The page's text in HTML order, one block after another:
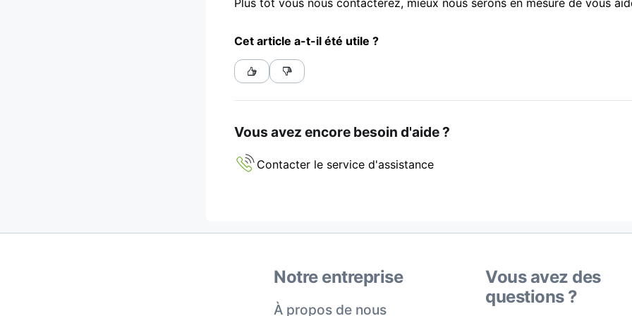
Cet article a-t-il été utile ?
Vous avez encore besoin d'aide ?
Contacter le service d'assistance
Notre entreprise
À propos de nous
Vous avez des
questions ?